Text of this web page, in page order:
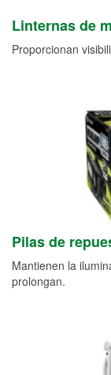
Linternas de
Proporcionan
Pilas de
Mantienen la
prolongan.